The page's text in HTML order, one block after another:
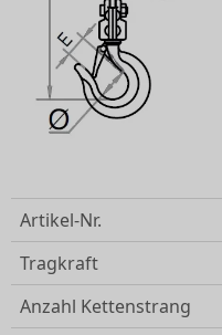
Artikel-Nr.
Tragkraft
Anzahl Kettenstrang